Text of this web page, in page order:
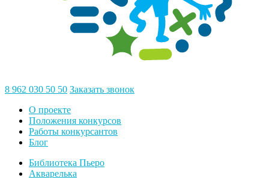
8 962 030 50 50 Заказать звонок
О проекте
Положения конкурсов
Работы конкурсантов
Блог
Библиотека Пьеро
Акварелька